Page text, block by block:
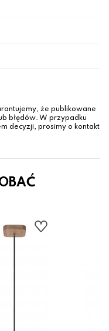
że publikowane
błędów. W przypadku
decyzji, prosimy o kontakt